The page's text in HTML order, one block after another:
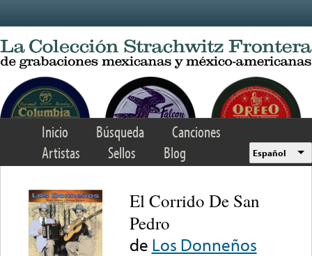
Inicio Búsqueda
Canciones
Artistas
Sellos Blog Español
El Corrido De San
Pedro
de Los Donneños